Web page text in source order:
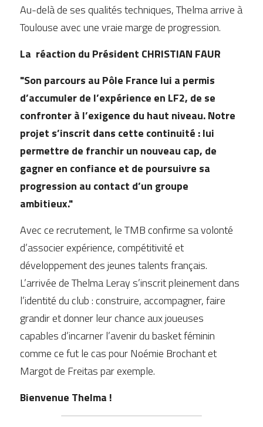
Au-delà de ses qualités techniques, Thelma arrive à
Toulouse avec une vraie marge de progression.
La  réaction du Président CHRISTIAN FAUR
"Son parcours au Pôle France lui a permis
d’accumuler de l’expérience en LF2, de se
confronter à l’exigence du haut niveau. Notre
projet s’inscrit dans cette continuité : lui
permettre de franchir un nouveau cap, de
gagner en confiance et de poursuivre sa
progression au contact d’un groupe
ambitieux."
Avec ce recrutement, le TMB confirme sa volonté
d’associer expérience, compétitivité et
développement des jeunes talents français.
L’arrivée de Thelma Leray s’inscrit pleinement dans
l’identité du club : construire, accompagner, faire
grandir et donner leur chance aux joueuses
capables d’incarner l’avenir du basket féminin
comme ce fut le cas pour Noémie Brochant et
Margot de Freitas par exemple.
Bienvenue Thelma !